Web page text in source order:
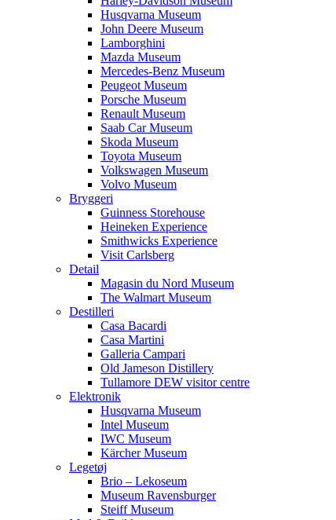
Husqvarna Museum
John Deere Museum
Lamborghini
Mazda Museum
Mercedes-Benz Museum
Peugeot Museum
Porsche Museum
Renault Museum
Saab Car Museum
Skoda Museum
Toyota Museum
Volkswagen Museum
Volvo Museum
Bryggeri
Guinness Storehouse
Heineken Experience
Smithwicks Experience
Visit Carlsberg
Detail
Magasin du Nord Museum
The Walmart Museum
Destilleri
Casa Bacardi
Casa Martini
Galleria Campari
Old Jameson Distillery
Tullamore DEW visitor centre
Elektronik
Husqvarna Museum
Intel Museum
IWC Museum
Kärcher Museum
Legetøj
Brio – Lekoseum
Museum Ravensburger
Steiff Museum